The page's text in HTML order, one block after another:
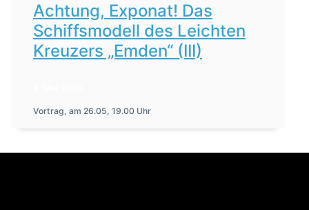
Achtung, Exponat! Das
Schiffsmodell des Leichten
Kreuzers „Emden“ (III)
Vortrag, am 26.05, 19.00 Uhr